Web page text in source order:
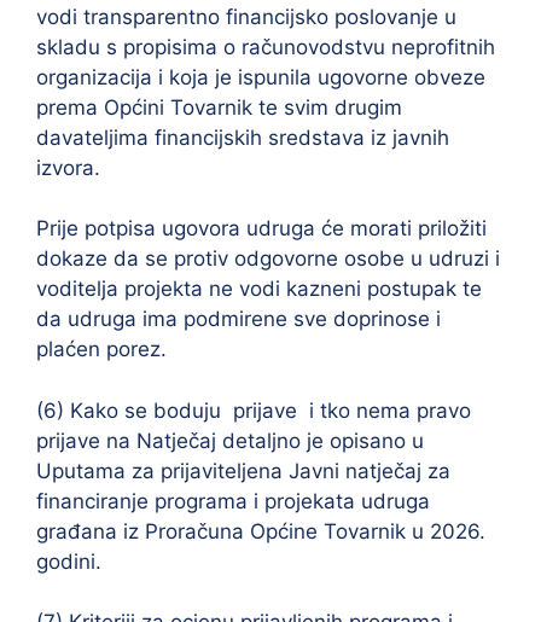
vodi transparentno financijsko poslovanje u
skladu s propisima o računovodstvu neprofitnih
organizacija i koja je ispunila ugovorne obveze
prema Općini Tovarnik te svim drugim
davateljima financijskih sredstava iz javnih
izvora.
Prije potpisa ugovora udruga će morati priložiti
dokaze da se protiv odgovorne osobe u udruzi i
voditelja projekta ne vodi kazneni postupak te
da udruga ima podmirene sve doprinose i
plaćen porez.
(6) Kako se boduju prijave i tko nema pravo
prijave na Natječaj detaljno je opisano u
Uputama za prijaviteljena Javni natječaj za
financiranje programa i projekata udruga
građana iz Proračuna Općine Tovarnik u 2026.
godini.